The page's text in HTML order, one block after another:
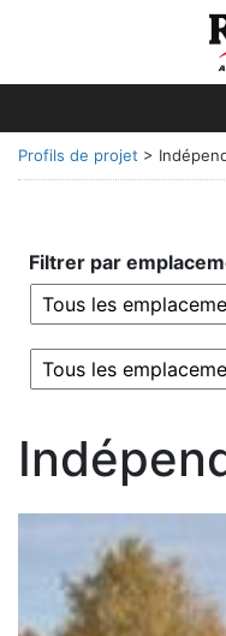
Profils de projet >
Filtrer par